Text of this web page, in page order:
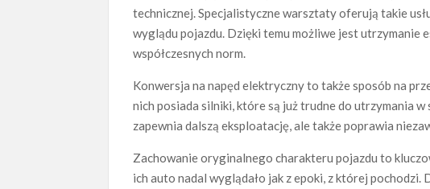
technicznej. Specjalistyczne warsztaty oferują takie
wyglądu pojazdu. Dzięki temu możliwe jest
współczesnych norm.
Konwersja na napęd elektryczny to także sposób na
nich posiada silniki, które są już trudne do utrzymania
zapewnia dalszą eksploatację, ale także poprawia
Zachowanie oryginalnego charakteru pojazdu to
ich auto nadal wyglądało jak z epoki, z której